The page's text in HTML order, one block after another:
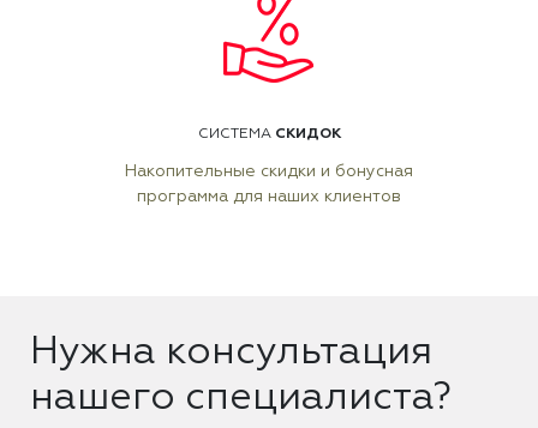
СИСТЕМА СКИДОК
Накопительные скидки и бонусная
программа для наших клиентов
Нужна консультация
нашего специалиста?